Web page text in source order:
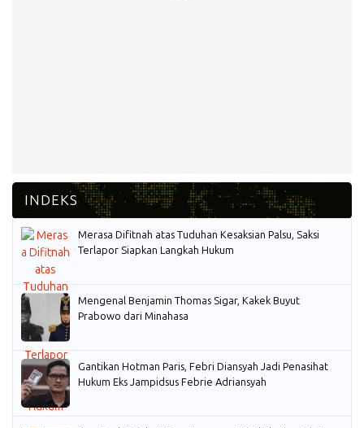
Merasa Difitnah atas Tuduhan Kesaksian Palsu, Saksi
Terlapor Siapkan Langkah Hukum
Mengenal Benjamin Thomas Sigar, Kakek Buyut
Prabowo dari Minahasa
Gantikan Hotman Paris, Febri Diansyah Jadi Penasihat
Hukum Eks Jampidsus Febrie Adriansyah